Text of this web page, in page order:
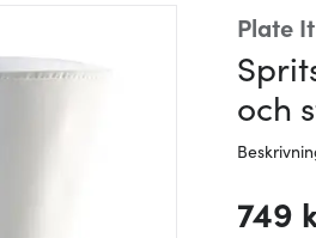
Plate It
och
749